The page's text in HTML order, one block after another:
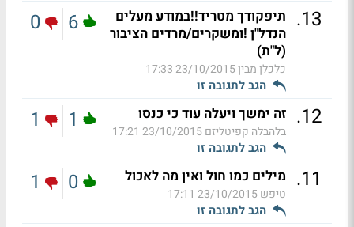
13
. תיפקודך מטריד!!במודע מעלים
הנדל"ן !ומשקרים/מרדים הציבור
(ל"ת)
כלכלן מבין23/10/2015 17:33
הגב לתגובה זו
6
0
12
. זה ימשך ויעלה עוד כי כנסו
בלהבלה קפיטליזם23/10/2015 17:21
הגב לתגובה זו
1
1
11
. מילים כמו חול ואין מה לאכול
טיפש23/10/2015 17:11
הגב לתגובה זו
0
1